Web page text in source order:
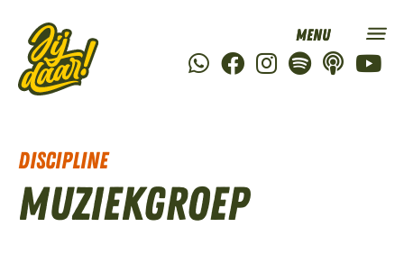
Discipline
Muziekgroep